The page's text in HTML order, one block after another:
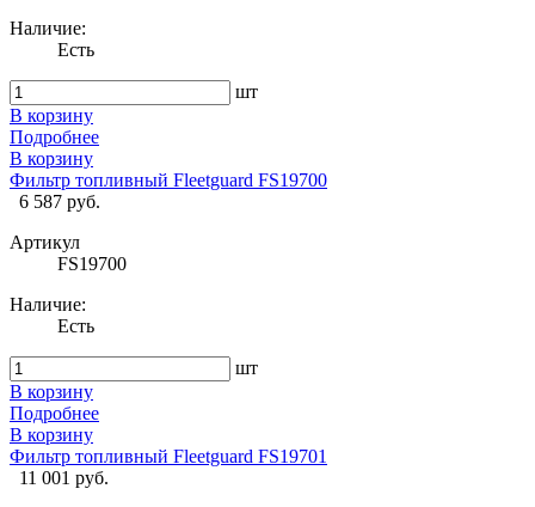
Наличие:
Есть
шт
В корзину
Подробнее
В корзину
Фильтр топливный Fleetguard FS19700
6 587 руб.
Артикул
FS19700
Наличие:
Есть
шт
В корзину
Подробнее
В корзину
Фильтр топливный Fleetguard FS19701
11 001 руб.